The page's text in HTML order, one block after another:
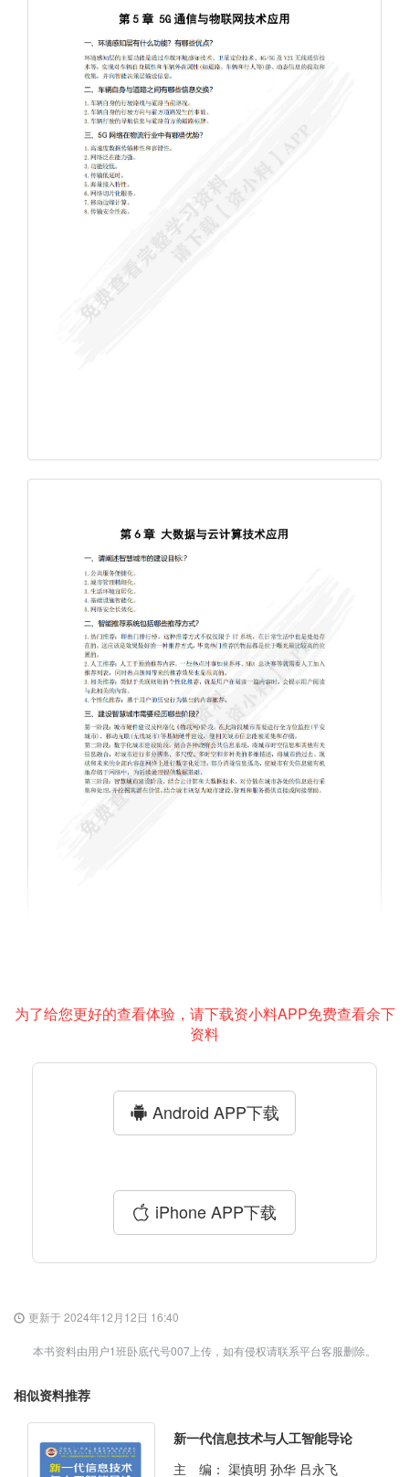
为了给您更好的查看体验，请下载资小料APP免费查看余下
资料
Android APP下载
iPhone APP下载
更新于 2024年12月12日 16:40
本书资料由用户1班卧底代号007上传，如有侵权请联系平台客服删除。
相似资料推荐
新一代信息技术与人工智能导论
主 编： 渠慎明 孙华 吕永飞